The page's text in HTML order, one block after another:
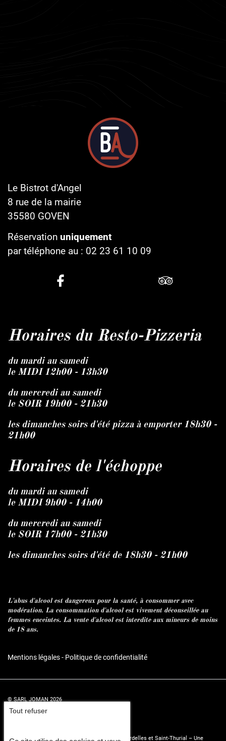
Le Bistrot d'Angel
8 rue de la mairie
35580 GOVEN
Réservation uniquement
par téléphone au : 02 23 61 10 09
Horaires du Resto-Pizzeria
du mardi au samedi
le MIDI 12h00 - 13h30
du mercredi au samedi
le SOIR 19h00 - 21h30
les dimanches soirs d'été pizza à emporter 18h30 -
21h00
Horaires de l'échoppe
du mardi au samedi
le MIDI 9h00 - 14h00
du mercredi au samedi
le SOIR 17h00 - 21h30
les dimanches soirs d'été de 18h30 - 21h00
L'abus d'alcool est dangereux pour la santé, à consommer avec
modération. La consommation d'alcool est vivement déconseillée au
femmes enceintes. La vente d'alcool est interdite aux mineurs de moins
de 18 ans.
Mentions légales- Politique de confidentialité
© SARL JOMAN 2026
Conception et réalisation :
Restaurant et pizzeria à Bréal-sous-Montfort, Mordelles et Saint-Thurial – Une
Tout refuser